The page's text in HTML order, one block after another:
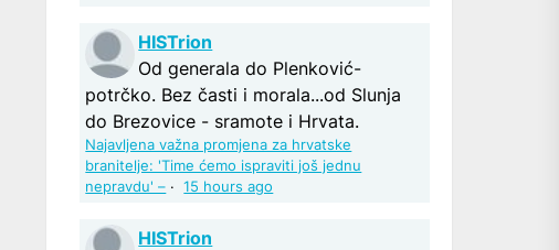
HISTrion
Od generala do Plenković-
potrčko. Bez časti i morala...od Slunja
do Brezovice - sramote i Hrvata.
Najavljena važna promjena za hrvatske
branitelje: 'Time ćemo ispraviti još jednu
nepravdu' – ·15 hours ago
HISTrion